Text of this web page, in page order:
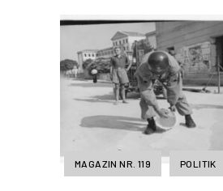
MAGAZIN NR. 119 POLITIK